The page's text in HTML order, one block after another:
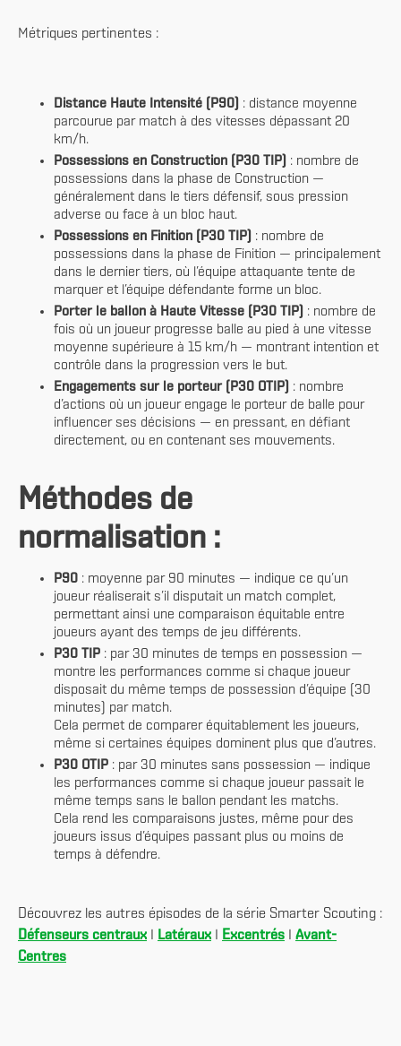
Métriques pertinentes :
Distance Haute Intensité (P90)
: distance moyenne
parcourue par match à des vitesses dépassant 20
km/h.
Possessions en Construction (P30 TIP)
: nombre de
possessions dans la phase de Construction —
généralement dans le tiers défensif, sous pression
adverse ou face à un bloc haut.
Possessions en Finition (P30 TIP)
: nombre de
possessions dans la phase de Finition — principalement
dans le dernier tiers, où l’équipe attaquante tente de
marquer et l’équipe défendante forme un bloc.
Porter le ballon à Haute Vitesse (P30 TIP)
: nombre de
fois où un joueur progresse balle au pied à une vitesse
moyenne supérieure à 15 km/h — montrant intention et
contrôle dans la progression vers le but.
Engagements sur le porteur (P30 OTIP)
: nombre
d’actions où un joueur engage le porteur de balle pour
influencer ses décisions — en pressant, en défiant
directement, ou en contenant ses mouvements.
Méthodes de
normalisation :
P90 : moyenne par 90 minutes — indique ce qu’un
joueur réaliserait s’il disputait un match complet,
permettant ainsi une comparaison équitable entre
joueurs ayant des temps de jeu différents.
P30 TIP : par 30 minutes de temps en possession —
montre les performances comme si chaque joueur
disposait du même temps de possession d’équipe (30
minutes) par match.
Cela permet de comparer équitablement les joueurs,
même si certaines équipes dominent plus que d’autres.
P30 OTIP : par 30 minutes sans possession — indique
les performances comme si chaque joueur passait le
même temps sans le ballon pendant les matchs.
Cela rend les comparaisons justes, même pour des
joueurs issus d’équipes passant plus ou moins de
temps à défendre.
Découvrez les autres épisodes de la série Smarter Scouting :
Défenseurs centraux
Latéraux Excentrés
Avant-
Centres